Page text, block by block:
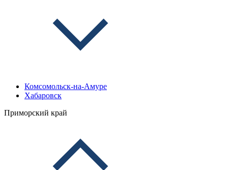
Комсомольск-на-Амуре
Хабаровск
Приморский край